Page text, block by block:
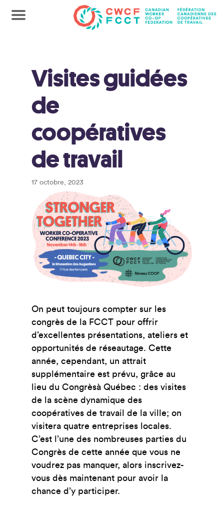
Visites guidées
de
coopératives
de travail
17 octobre, 2023
On peut toujours compter sur les
congrès de la FCCT pour offrir
d’excellentes présentations, ateliers et
opportunités de réseautage. Cette
année, cependant, un attrait
supplémentaire est prévu, grâce au
lieu du Congrèsà Québec : des visites
de la scène dynamique des
coopératives de travail de la ville; on
visitera quatre entreprises locales.
C’est l’une des nombreuses parties du
Congrès de cette année que vous ne
voudrez pas manquer, alors inscrivez-
vous dès maintenant pour avoir la
chance d’y participer.